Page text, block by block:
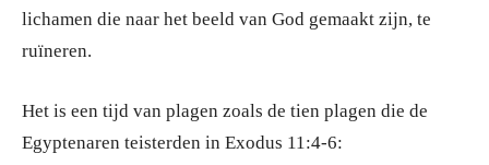
lichamen die naar het beeld van God gemaakt zijn, te
ruïneren.
Het is een tijd van plagen zoals de tien plagen die de
Egyptenaren teisterden in Exodus 11:4-6: